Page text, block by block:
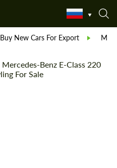
Buy New Cars For Export